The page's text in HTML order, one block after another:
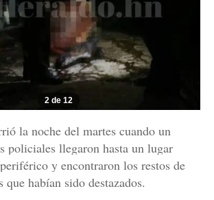
2 de 12
la noche del martes cuando un
policiales llegaron hasta un lugar
y encontraron los restos de
que habían sido destazados.